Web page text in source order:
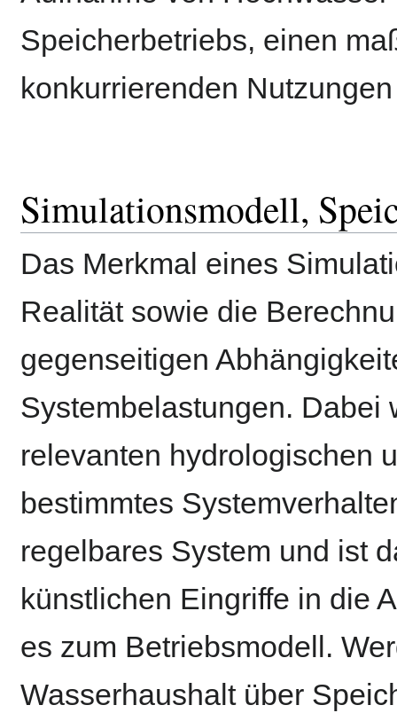
Speicherbetriebs, einen
konkurrierenden
Simulationsmodell,
Das Merkmal eines
Realität sowie die
gegenseitigen
Systembelastungen. Dabei
relevanten hydrologischen
bestimmtes
regelbares System und ist
künstlichen Eingriffe in die
es zum Betriebsmodell.
Wasserhaushalt über